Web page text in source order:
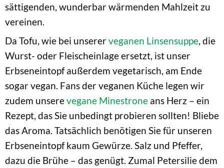
sättigenden, wunderbar wärmenden Mahlzeit zu
vereinen.
Da Tofu, wie bei unsererveganen Linsensuppe, die
Wurst- oder Fleischeinlage ersetzt, ist unser
Erbseneintopf außerdem vegetarisch, am Ende
sogar vegan. Fans der veganen Küche legen wir
zudem unserevegane Minestrone ans Herz – ein
Rezept, das Sie unbedingt probieren sollten! Bliebe
das Aroma. Tatsächlich benötigen Sie für unseren
Erbseneintopf kaum Gewürze. Salz und Pfeffer,
dazu die Brühe – das genügt. Zumal Petersilie dem